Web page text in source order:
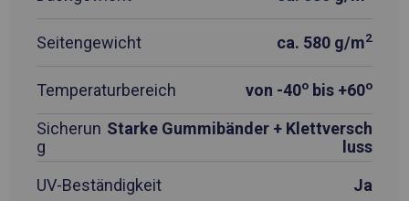
Seitengewicht ca. 580 g/m2
Temperaturbereich von -40o bis +60o
Sicherun
g
Starke Gummibänder + Klettversch
luss
UV-Beständigkeit
Ja